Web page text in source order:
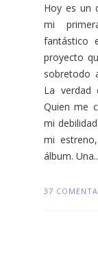
Hoy es un
mi
fantástico
proyecto
sobretodo
La verdad
Quien me
mi
mi
álbum.
37